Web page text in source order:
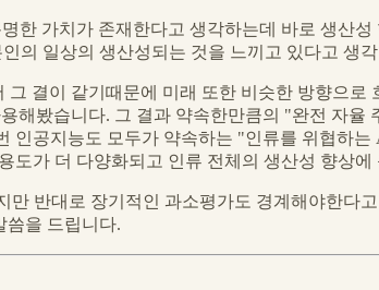
한 가치가 존재한다고 생각하는데 바로 생산
의 일상의 생산성되는 것을 느끼고 있다고 생
결이 같기때문에 미래 또한 비슷한 방향으
해봤습니다. 그 결과 약속한만큼의 "완전 자
인공지능도 모두가 약속하는 "인류를 위협하
도가 더 다양화되고 인류 전체의 생산성 향상
반대로 장기적인 과소평가도 경계해야한다
씀을 드립니다.